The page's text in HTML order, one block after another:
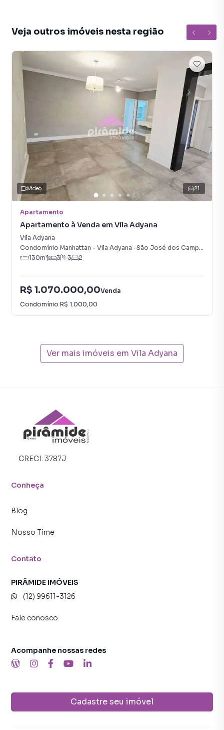
Veja outros imóveis nesta região
21
Vídeo
Apartamento
Apartamento à Venda em Vila Adyana
Vila Adyana
Condomínio Manhattan - Vila Adyana · São José dos Campos
130m² 3 3 2
R$ 1.070.000,00Venda
Condomínio R$ 1.000,00
Ver mais imóveis em Vila Adyana
CRECI: 3787J
Conheça
Blog
Nosso Time
Contato
PIRÂMIDE IMÓVEIS
(12) 99611-3126
Fale conosco
Cadastre seu imóvel
Acompanhe nossas redes